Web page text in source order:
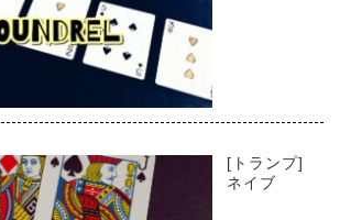
[トランプ]
ネイブ